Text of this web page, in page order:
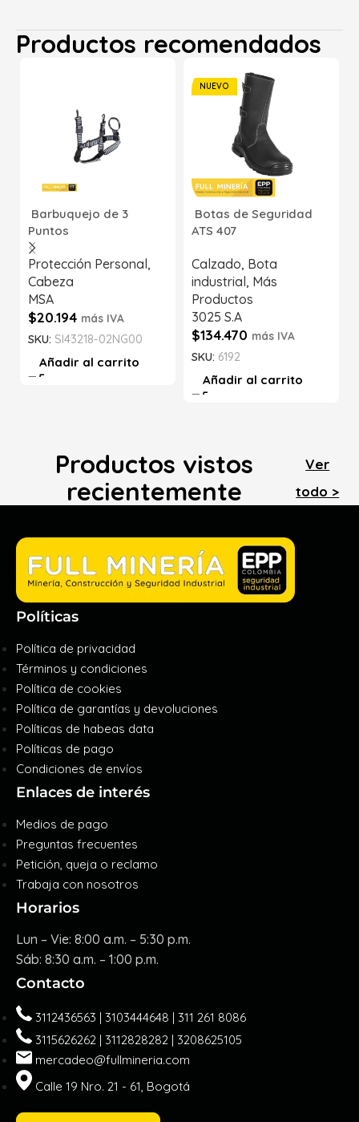
Productos recomendados
Barbuquejo de 3
Puntos
Protección Personal,
Cabeza
MSA
$20.194 más IVA
SKU: SI43218-02NG00
Añadir al carrito
NUEVO
Botas de Seguridad
ATS 407
Calzado, Bota
industrial, Más
Productos
3025 S.A
$134.470 más IVA
SKU: 6192
Añadir al carrito
Productos vistos
recientemente
Ver
todo >
Políticas
Política de privacidad
Términos y condiciones
Política de cookies
Política de garantías y devoluciones
Políticas de habeas data
Políticas de pago
Condiciones de envíos
Enlaces de interés
Medios de pago
Preguntas frecuentes
Petición, queja o reclamo
Trabaja con nosotros
Horarios
Lun – Vie: 8:00 a.m. – 5:30 p.m.
Sáb: 8:30 a.m. – 1:00 p.m.
Contacto
3112436563 | 3103444648 | 311 261 8086
3115626262 | 3112828282 | 3208625105
mercadeo@fullmineria.com
Calle 19 Nro. 21 - 61, Bogotá